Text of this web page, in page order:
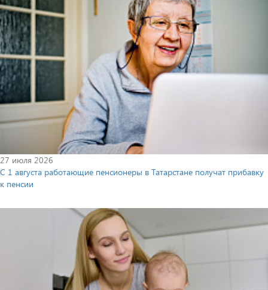
27 июля 2026
С 1 августа работающие пенсионеры в Татарстане получат прибавку
к пенсии